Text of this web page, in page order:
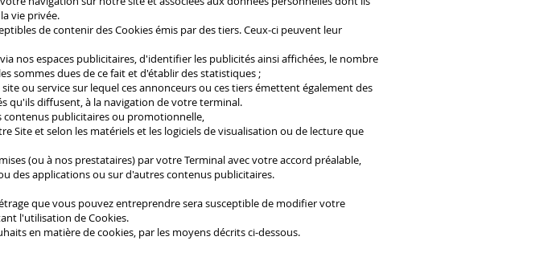
vie privée.
de contenir des Cookies émis par des tiers. Ceux-ci peuvent leur
nos espaces publicitaires, d'identifier les publicités ainsi affichées, le nombre
sommes dues de ce fait et d'établir des statistiques ;
ou service sur lequel ces annonceurs ou ces tiers émettent également des
qu'ils diffusent, à la navigation de votre terminal.
contenus publicitaires ou promotionnelle,
Site et selon les matériels et les logiciels de visualisation ou de lecture que
(ou à nos prestataires) par votre Terminal avec votre accord préalable,
des applications ou sur d'autres contenus publicitaires.
que vous pouvez entreprendre sera susceptible de modifier votre
l'utilisation de Cookies.
en matière de cookies, par les moyens décrits ci-dessous.